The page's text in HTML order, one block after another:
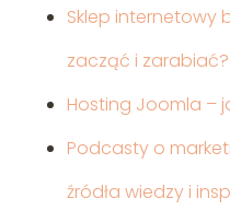
Sklep internetowy
zacząć i zarabiać?
Hosting Joomla –
Podcasty o
źródła wiedzy i